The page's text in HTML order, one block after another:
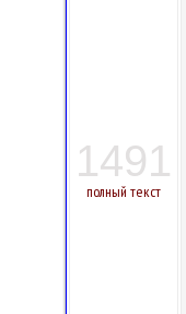
1491
полный текст